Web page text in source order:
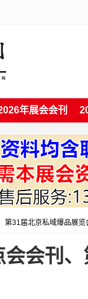
年展会会刊
第31届北京私域爆品展览
会刊